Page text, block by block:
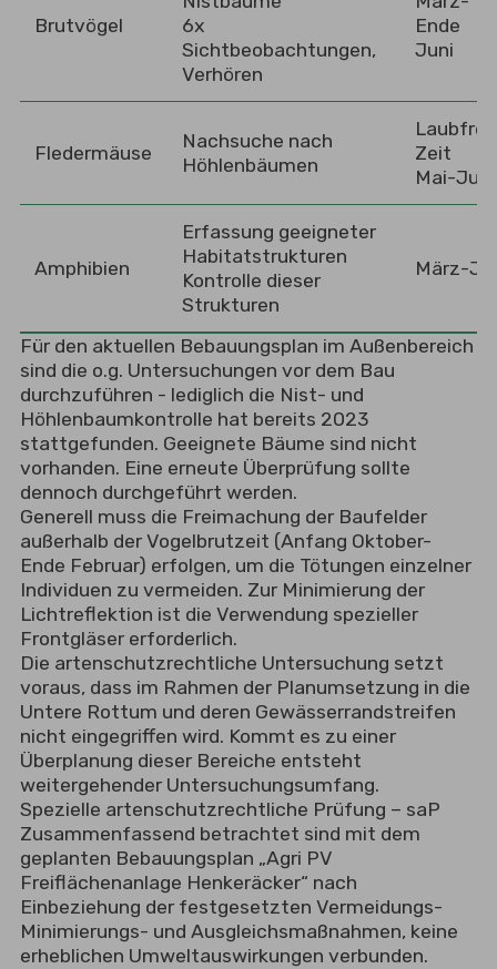
Brutvögel
6x
Sichtbeobachtungen,
Verhören
Ende
Juni
Fledermäuse
Nachsuche nach
Höhlenbäumen
Zeit
Mai-Juli
Amphibien
Erfassung geeigneter
Habitatstrukturen
Kontrolle dieser
Strukturen
März-
Für den aktuellen Bebauungsplan im Außenbereich
sind die o.g. Untersuchungen vor dem Bau
durchzuführen - lediglich die Nist- und
Höhlenbaumkontrolle hat bereits 2023
stattgefunden. Geeignete Bäume sind nicht
vorhanden. Eine erneute Überprüfung sollte
dennoch durchgeführt werden.
Generell muss die Freimachung der Baufelder
außerhalb der Vogelbrutzeit (Anfang Oktober-
Ende Februar) erfolgen, um die Tötungen einzelner
Individuen zu vermeiden. Zur Minimierung der
Lichtreflektion ist die Verwendung spezieller
Frontgläser erforderlich.
Die artenschutzrechtliche Untersuchung setzt
voraus, dass im Rahmen der Planumsetzung in die
Untere Rottum und deren Gewässerrandstreifen
nicht eingegriffen wird. Kommt es zu einer
Überplanung dieser Bereiche entsteht
weitergehender Untersuchungsumfang.
Spezielle artenschutzrechtliche Prüfung – saP
Zusammenfassend betrachtet sind mit dem
geplanten Bebauungsplan „Agri PV
Freiflächenanlage Henkeräcker“ nach
Einbeziehung der festgesetzten Vermeidungs-
Minimierungs- und Ausgleichsmaßnahmen, keine
erheblichen Umweltauswirkungen verbunden.